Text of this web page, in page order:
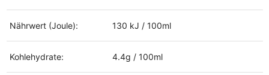
Nährwert (Joule): 130 kJ / 100ml
Kohlehydrate: 4.4g / 100ml